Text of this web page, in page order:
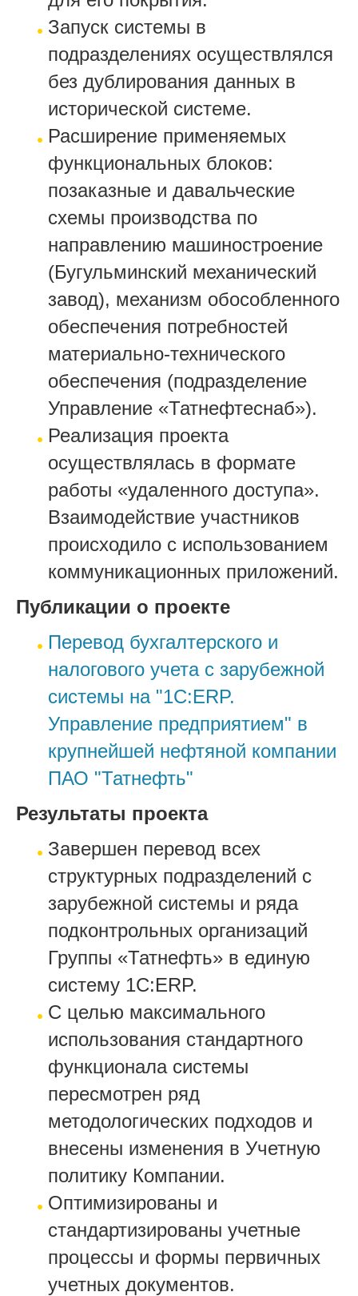
Запуск системы в
подразделениях осуществлялся
без дублирования данных в
исторической системе.
Расширение применяемых
функциональных блоков:
позаказные и давальческие
схемы производства по
направлению машиностроение
(Бугульминский механический
завод), механизм обособленного
обеспечения потребностей
материально-технического
обеспечения (подразделение
Управление «Татнефтеснаб»).
Реализация проекта
осуществлялась в формате
работы «удаленного доступа».
Взаимодействие участников
происходило с использованием
коммуникационных приложений.
Публикации о проекте
Перевод бухгалтерского и
налогового учета с зарубежной
системы на "1С:ERP.
Управление предприятием" в
крупнейшей нефтяной компании
ПАО "Татнефть"
Результаты проекта
Завершен перевод всех
структурных подразделений с
зарубежной системы и ряда
подконтрольных организаций
Группы «Татнефть» в единую
систему 1С:ERP.
С целью максимального
использования стандартного
функционала системы
пересмотрен ряд
методологических подходов и
внесены изменения в Учетную
политику Компании.
Оптимизированы и
стандартизированы учетные
процессы и формы первичных
учетных документов.